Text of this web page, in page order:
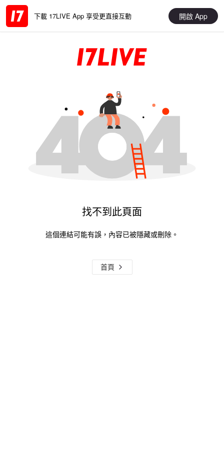
下載 17LIVE App 享受更直接互動 開啟 App
找不到此頁面
這個連結可能有誤，內容已被隱藏或刪除。
首頁